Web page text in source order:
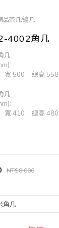
品茶几/邊几
4002角几
几
長/深 500	寬 500	  總高 550
几
長/深 410	寬 410	  總高 480
NT$8,000